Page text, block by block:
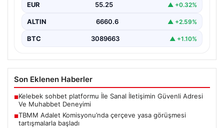
EUR 55.25 ▲ +0.32%
ALTIN 6660.6 ▲ +2.59%
BTC 3089663 ▲ +1.10%
Son Eklenen Haberler
■Kelebek sohbet platformu İle Sanal İletişimin Güvenli Adresi
Ve Muhabbet Deneyimi
■TBMM Adalet Komisyonu’nda çerçeve yasa görüşmesi
tartışmalarla başladı